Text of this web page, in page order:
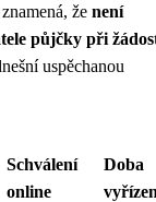
že není
půjčky při
uspěchanou
Schválení
online
Doba